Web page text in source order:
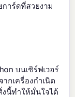
าร์ดที่สวยงาม
บนเซิร์ฟเวอร์
กเครื่องกำเนิด
นี้ทำให้มั่นใจได้